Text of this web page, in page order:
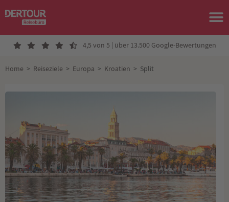
4,5 von 5 | über 13.500 Google-Bewertungen
Home > Reiseziele > Europa > Kroatien > Split